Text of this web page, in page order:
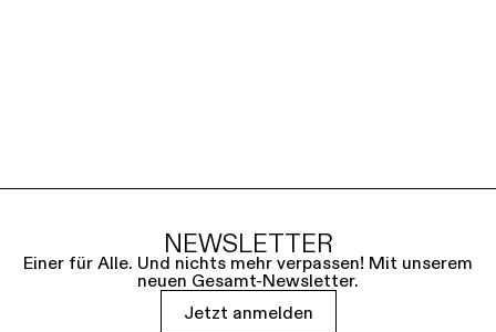
NEWSLETTER
Einer für Alle. Und nichts mehr verpassen! Mit unserem
neuen Gesamt-Newsletter.
Jetzt anmelden